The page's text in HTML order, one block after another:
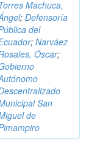
Machuca,
; Defensoría
del
; Narváez
Óscar;
San
de